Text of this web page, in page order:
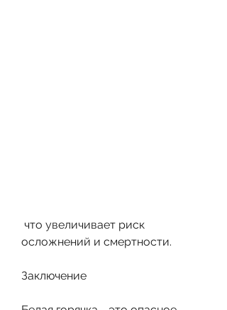
осложнений и смертности.
Заключение